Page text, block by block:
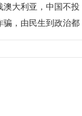
澳大利亚，中国不投
骗，由民生到政治都